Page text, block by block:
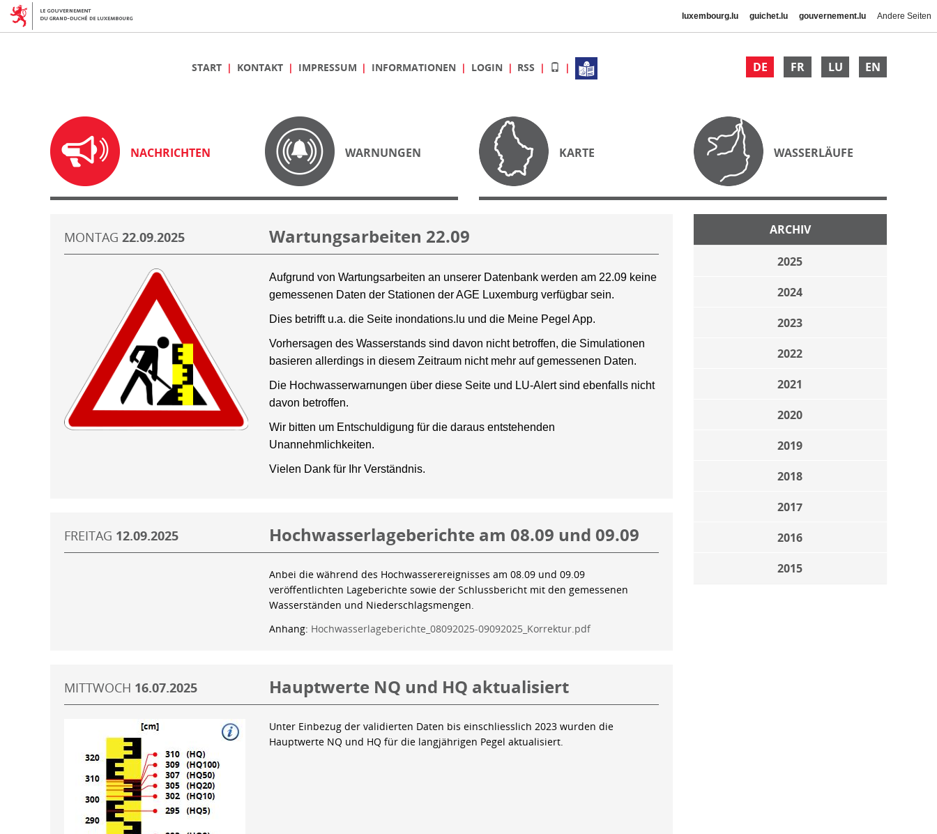
luxembourg.lu guichet.lu gouvernement.lu Andere Seiten
DE FR LU EN
START KONTAKT IMPRESSUM INFORMATIONEN LOGIN RSS
NACHRICHTEN WARNUNGEN KARTE WASSERLÄUFE
ARCHIV
2025
2024
2023
2022
2021
2020
2019
2018
2017
2016
2015
MONTAG 22.09.2025 Wartungsarbeiten 22.09
Aufgrund von Wartungsarbeiten an unserer Datenbank werden am 22.09 keine
gemessenen Daten der Stationen der AGE Luxemburg verfügbar sein.
Dies betrifft u.a. die Seite inondations.lu und die Meine Pegel App.
Vorhersagen des Wasserstands sind davon nicht betroffen, die Simulationen
basieren allerdings in diesem Zeitraum nicht mehr auf gemessenen Daten.
Die Hochwasserwarnungen über diese Seite und LU-Alert sind ebenfalls nicht
davon betroffen.
Wir bitten um Entschuldigung für die daraus entstehenden
Unannehmlichkeiten.
Vielen Dank für Ihr Verständnis.
FREITAG 12.09.2025 Hochwasserlageberichte am 08.09 und 09.09
Anbei die während des Hochwasserereignisses am 08.09 und 09.09
veröffentlichten Lageberichte sowie der Schlussbericht mit den gemessenen
Wasserständen und Niederschlagsmengen.
Anhang: Hochwasserlageberichte_08092025-09092025_Korrektur.pdf
MITTWOCH 16.07.2025 Hauptwerte NQ und HQ aktualisiert
Unter Einbezug der validierten Daten bis einschliesslich 2023 wurden die
Hauptwerte NQ und HQ für die langjährigen Pegel aktualisiert.